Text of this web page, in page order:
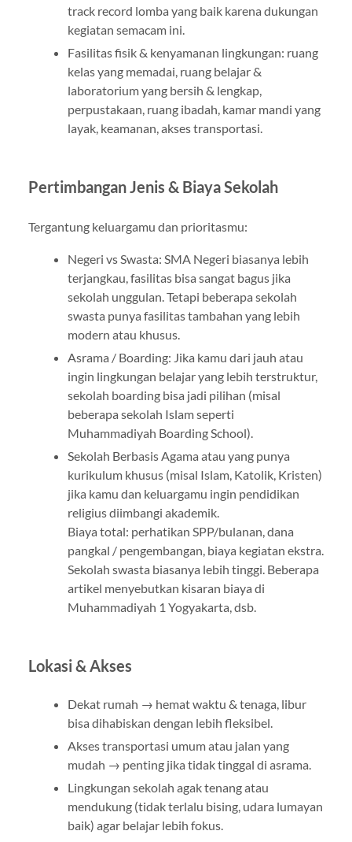
track record lomba yang baik karena dukungan
kegiatan semacam ini.
Fasilitas fisik & kenyamanan lingkungan: ruang
kelas yang memadai, ruang belajar &
laboratorium yang bersih & lengkap,
perpustakaan, ruang ibadah, kamar mandi yang
layak, keamanan, akses transportasi.
Pertimbangan Jenis & Biaya Sekolah
Tergantung keluargamu dan prioritasmu:
Negeri vs Swasta: SMA Negeri biasanya lebih
terjangkau, fasilitas bisa sangat bagus jika
sekolah unggulan. Tetapi beberapa sekolah
swasta punya fasilitas tambahan yang lebih
modern atau khusus.
Asrama / Boarding: Jika kamu dari jauh atau
ingin lingkungan belajar yang lebih terstruktur,
sekolah boarding bisa jadi pilihan (misal
beberapa sekolah Islam seperti
Muhammadiyah Boarding School).
Sekolah Berbasis Agama atau yang punya
kurikulum khusus (misal Islam, Katolik, Kristen)
jika kamu dan keluargamu ingin pendidikan
religius diimbangi akademik.
Biaya total: perhatikan SPP/bulanan, dana
pangkal / pengembangan, biaya kegiatan ekstra.
Sekolah swasta biasanya lebih tinggi. Beberapa
artikel menyebutkan kisaran biaya di
Muhammadiyah 1 Yogyakarta, dsb.
Lokasi & Akses
Dekat rumah → hemat waktu & tenaga, libur
bisa dihabiskan dengan lebih fleksibel.
Akses transportasi umum atau jalan yang
mudah → penting jika tidak tinggal di asrama.
Lingkungan sekolah agak tenang atau
mendukung (tidak terlalu bising, udara lumayan
baik) agar belajar lebih fokus.